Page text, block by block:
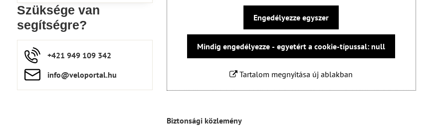
Engedélyezze egyszer
Mindig engedélyezze - egyetért a cookie-típussal: null
Tartalom megnyitása új ablakban
Biztonsági közlemény
Szüksége van
segítségre?
+421 949 109 342
info​​@veloportal​.hu